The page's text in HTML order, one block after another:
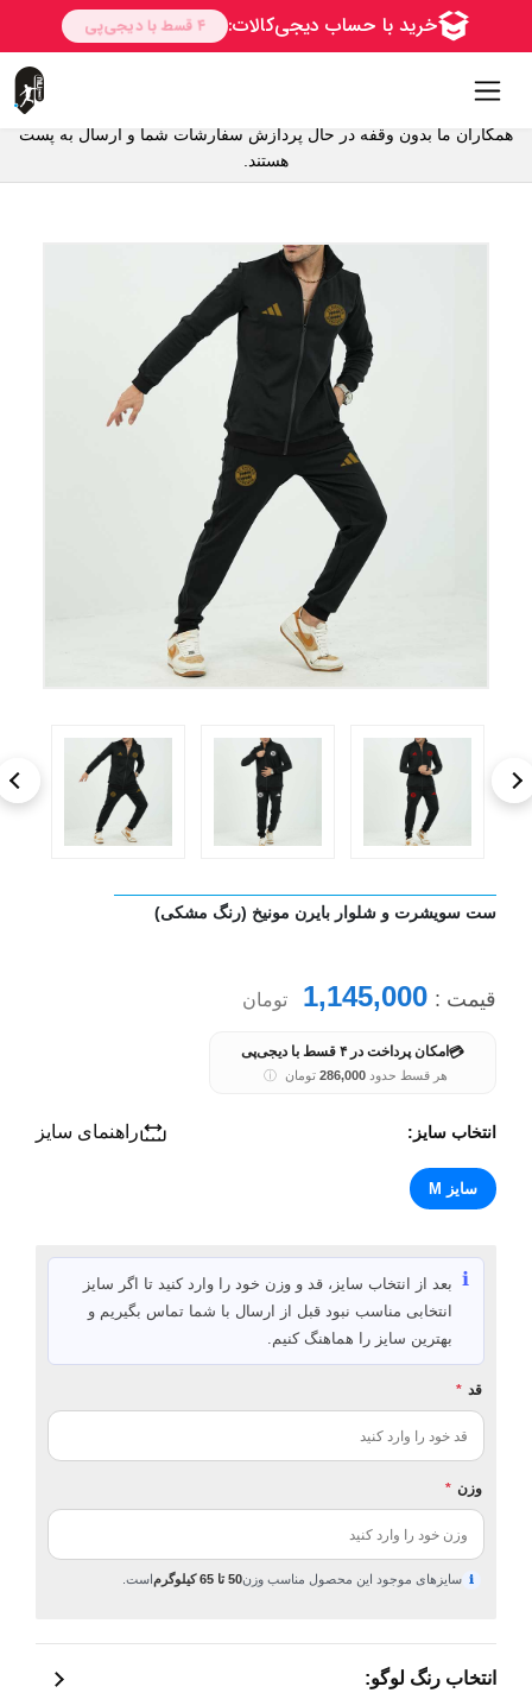
همکاران ما بدون وقفه در حال پردازش سفارشات شما و ارسال به پست
هستند.
ست سویشرت و شلوار بایرن مونیخ (رنگ مشکی)
قیمت : 1,145,000 تومان
💳 امکان پرداخت در ۴ قسط با دیجی‌پی
هر قسط حدود286,000 تومان ⓘ
انتخاب سایز: راهنمای سایز
سایز M
ℹ️ بعد از انتخاب سایز، قد و وزن خود را وارد کنید تا اگر سایز
انتخابی مناسب نبود قبل از ارسال با شما تماس بگیریم و
بهترین سایز را هماهنگ کنیم.
قد *
وزن *
ℹ سایزهای موجود این محصول مناسب وزن50 تا 65 کیلوگرم است.
انتخاب رنگ لوگو: